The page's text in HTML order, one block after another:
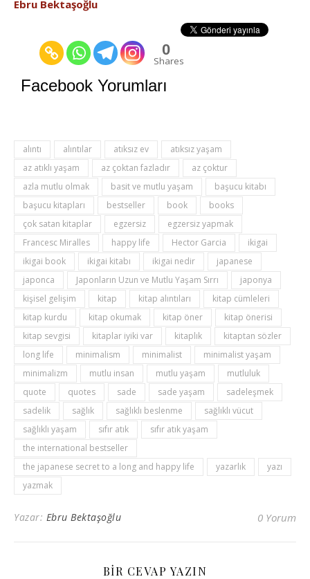
Ebru Bektaşoğlu
0
Shares
Facebook Yorumları
alıntı alıntılar atıksız ev
atıksız yaşam
az atıklı yaşam
az çoktan fazladır
az çoktur
azla mutlu olmak
basit ve mutlu yaşam
başucu kitabı
başucu kitapları
bestseller book
books
çok satan kitaplar
egzersiz
egzersiz yapmak
Francesc Miralles
happy life Hector Garcia
ikigai
ikigai book
ikigai kitabı ikigai nedir
japanese
japonca
Japonların Uzun ve Mutlu Yaşam Sırrı
japonya
kişisel gelişim
kitap kitap alıntıları
kitap cümleleri
kitap kurdu
kitap okumak kitap öner
kitap önerisi
kitap sevgisi
kitaplar iyiki var kitaplık
kitaptan sözler
long life
minimalism minimalist
minimalist yaşam
minimalizm
mutlu insan mutlu yaşam
mutluluk
quote
quotes sade sade yaşam
sadeleşmek
sadelik
sağlık sağlıklı beslenme
sağlıklı vücut
sağlıklı yaşam
sıfır atık
sıfır atık yaşam
the international bestseller
the japanese secret to a long and happy life
yazarlık
yazı
yazmak
Yazar: Ebru Bektaşoğlu 0 Yorum
BIR CEVAP YAZIN